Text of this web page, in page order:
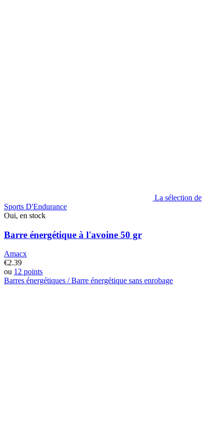
La sélection de
Sports D'Endurance
Oui, en stock
Barre énergétique à l'avoine 50 gr
Amacx
€2.39
ou 12 points
Barres énergétiques / Barre énergétique sans enrobage